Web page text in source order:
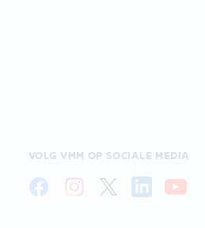
VOLG VMM OP SOCIALE MEDIA